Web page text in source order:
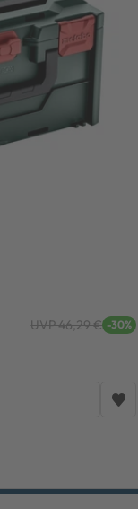
UVP 46,29 € -30%